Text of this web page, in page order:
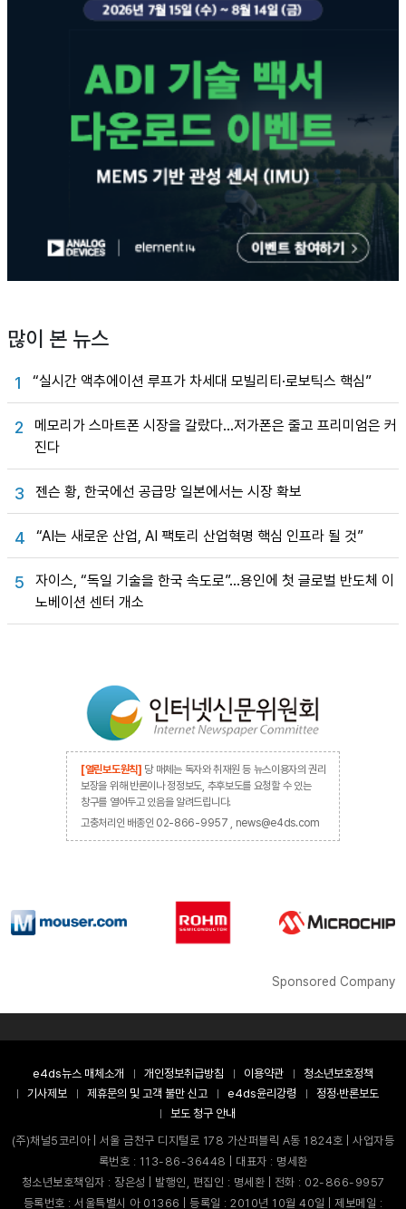
많이 본 뉴스
1 “실시간 액추에이션 루프가 차세대 모빌리티·로보틱스 핵심”
2
메모리가 스마트폰 시장을 갈랐다…저가폰은 줄고 프리미엄은 커
진다
3 젠슨 황, 한국에선 공급망 일본에서는 시장 확보
4 “AI는 새로운 산업, AI 팩토리 산업혁명 핵심 인프라 될 것”
5
자이스, “독일 기술을 한국 속도로”…용인에 첫 글로벌 반도체 이
노베이션 센터 개소
[열린보도원칙] 당 매체는 독자와 취재원 등 뉴스이용자의 권리
보장을 위해 반론이나 정정보도, 추후보도를 요청할 수 있는
창구를 열어두고 있음을 알려드립니다.
고충처리인 배종인 02-866-9957 , news@e4ds.com
Sponsored Company
e4ds뉴스 매체소개 개인정보취급방침 이용약관
청소년보호정책
기사제보
제휴문의 및 고객 불만 신고 e4ds윤리강령
정정·반론보도
보도 청구 안내
(주)채널5코리아 | 서울 금천구 디지털로 178 가산퍼블릭 A동 1824호 | 사업자등
록번호 : 113-86-36448 | 대표자 : 명세환
청소년보호책임자 : 장은성 | 발행인, 편집인 : 명세환 | 전화 : 02-866-9957
등록번호 : 서울특별시 아 01366 | 등록일 : 2010년 10월 40일 | 제보메일 :